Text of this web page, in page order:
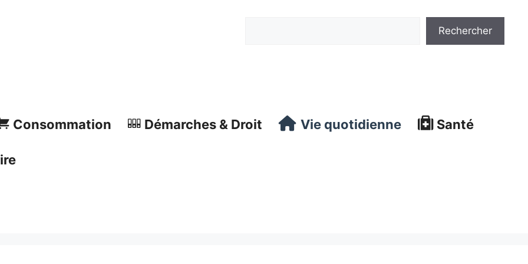
Rechercher
Consommation Démarches & Droit Vie quotidienne Santé